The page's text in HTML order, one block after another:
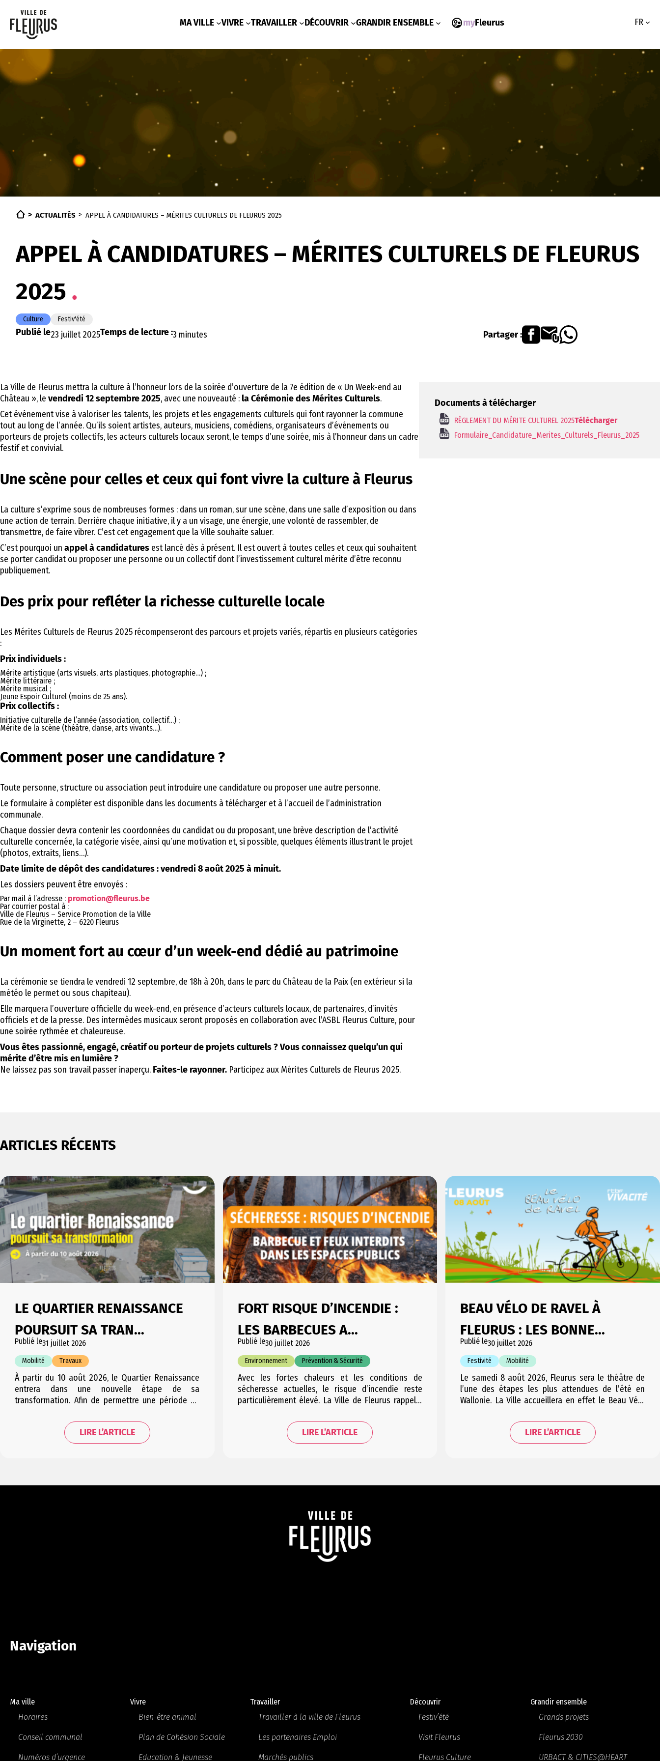
contenu
MA VILLE VIVRE TRAVAILLER DÉCOUVRIR GRANDIR ENSEMBLE myFleurus FR
ACTUALITÉS APPEL À CANDIDATURES – MÉRITES CULTURELS DE FLEURUS 2025
APPEL À CANDIDATURES – MÉRITES CULTURELS DE FLEURUS
2025
Culture Festiv'été
Publié le23 juillet 2025Temps de lecture :3 minutes Partager :
La Ville de Fleurus mettra la culture à l’honneur lors de la soirée d’ouverture de la 7e édition de « Un Week-end au
Château », le vendredi 12 septembre 2025, avec une nouveauté : la Cérémonie des Mérites Culturels.
Cet événement vise à valoriser les talents, les projets et les engagements culturels qui font rayonner la commune
tout au long de l’année. Qu’ils soient artistes, auteurs, musiciens, comédiens, organisateurs d’événements ou
porteurs de projets collectifs, les acteurs culturels locaux seront, le temps d’une soirée, mis à l’honneur dans un cadre
festif et convivial.
Une scène pour celles et ceux qui font vivre la culture à Fleurus
La culture s’exprime sous de nombreuses formes : dans un roman, sur une scène, dans une salle d’exposition ou dans
une action de terrain. Derrière chaque initiative, il y a un visage, une énergie, une volonté de rassembler, de
transmettre, de faire vibrer. C’est cet engagement que la Ville souhaite saluer.
C’est pourquoi un appel à candidatures est lancé dès à présent. Il est ouvert à toutes celles et ceux qui souhaitent
se porter candidat ou proposer une personne ou un collectif dont l’investissement culturel mérite d’être reconnu
publiquement.
Des prix pour refléter la richesse culturelle locale
Les Mérites Culturels de Fleurus 2025 récompenseront des parcours et projets variés, répartis en plusieurs catégories
:
Prix individuels :
Mérite artistique (arts visuels, arts plastiques, photographie…) ;
Mérite littéraire ;
Mérite musical ;
Jeune Espoir Culturel (moins de 25 ans).
Prix collectifs :
Initiative culturelle de l’année (association, collectif…) ;
Mérite de la scène (théâtre, danse, arts vivants…).
Comment poser une candidature ?
Toute personne, structure ou association peut introduire une candidature ou proposer une autre personne.
Le formulaire à compléter est disponible dans les documents à télécharger et à l’accueil de l’administration
communale.
Chaque dossier devra contenir les coordonnées du candidat ou du proposant, une brève description de l’activité
culturelle concernée, la catégorie visée, ainsi qu’une motivation et, si possible, quelques éléments illustrant le projet
(photos, extraits, liens…).
Date limite de dépôt des candidatures : vendredi 8 août 2025 à minuit.
Les dossiers peuvent être envoyés :
Par mail à l’adresse : promotion@fleurus.be
Par courrier postal à :
Ville de Fleurus – Service Promotion de la Ville
Rue de la Virginette, 2 – 6220 Fleurus
Un moment fort au cœur d’un week-end dédié au patrimoine
La cérémonie se tiendra le vendredi 12 septembre, de 18h à 20h, dans le parc du Château de la Paix (en extérieur si la
météo le permet ou sous chapiteau).
Elle marquera l’ouverture officielle du week-end, en présence d’acteurs culturels locaux, de partenaires, d’invités
officiels et de la presse. Des intermèdes musicaux seront proposés en collaboration avec l’ASBL Fleurus Culture, pour
une soirée rythmée et chaleureuse.
Vous êtes passionné, engagé, créatif ou porteur de projets culturels ? Vous connaissez quelqu’un qui
mérite d’être mis en lumière ?
Ne laissez pas son travail passer inaperçu. Faites-le rayonner. Participez aux Mérites Culturels de Fleurus 2025.
Documents à télécharger
RÈGLEMENT DU MÉRITE CULTUREL 2025Télécharger
Formulaire_Candidature_Merites_Culturels_Fleurus_2025
ARTICLES RÉCENTS
LE QUARTIER RENAISSANCE
POURSUIT SA TRAN...
Publié le31 juillet 2026
Mobilité Travaux
À partir du 10 août 2026, le Quartier Renaissance
entrera dans une nouvelle étape de sa
transformation. Afin de permettre une période de
d’embarras possible pour les riverains, cette étape
sera répartie en plusieurs courtes phases
successives. Les trois phases se suivant
LIRE L’ARTICLE
FORT RISQUE D’INCENDIE :
LES BARBECUES A...
Publié le30 juillet 2026
Environnement Prévention & Sécurité
Avec les fortes chaleurs et les conditions de
sécheresse actuelles, le risque d’incendie reste
particulièrement élevé. La Ville de Fleurus rappelle
plus grande vigilance, notamment dans les espaces
naturels et boisés. Documents utiles Des barbecues
ont encore récemment été observés, notamment à
LIRE L’ARTICLE
BEAU VÉLO DE RAVEL À
FLEURUS : LES BONNE...
Publié le30 juillet 2026
Festivité Mobilité
Le samedi 8 août 2026, Fleurus sera le théâtre de
l’une des étapes les plus attendues de l’été en
Wallonie. La Ville accueillera en effet le Beau Vélo
rassemble chaque année plusieurs milliers de
cyclistes et de visiteurs autour d’une journée
placée sous le signe de la…
LIRE L’ARTICLE
Navigation
Ma ville
Horaires
Conseil communal
Numéros d’urgence
Vivre
Bien-être animal
Plan de Cohésion Sociale
Education & Jeunesse
Travailler
Travailler à la ville de Fleurus
Les partenaires Emploi
Marchés publics
Découvrir
Festiv’été
Visit Fleurus
Fleurus Culture
Grandir ensemble
Grands projets
Fleurus 2030
URBACT & CITIES@HEART